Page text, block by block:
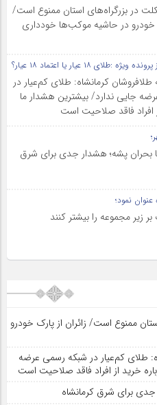
در بزرگراه‌های استان ممنوع است/
خودرو در حاشیه موکب‌ها خودداری
۱۸ عیار یا اعتماد ۱۸ عیار؟
کرمانشاه: طلای کم‌عیار در
جایی ندارد/ بیشترین هشدار ما
افراد فاقد صلاحیت است
بحران پشه؛ هشدار جدی برای شرق
عنوان نمود؛
زیر مجموعه را بیشتر کنند
ممنوع است/ زائران از پارک خودرو
طلای کم‌عیار در شبکه رسمی عرضه
خرید از افراد فاقد صلاحیت است
جدی برای شرق کرمانشاه